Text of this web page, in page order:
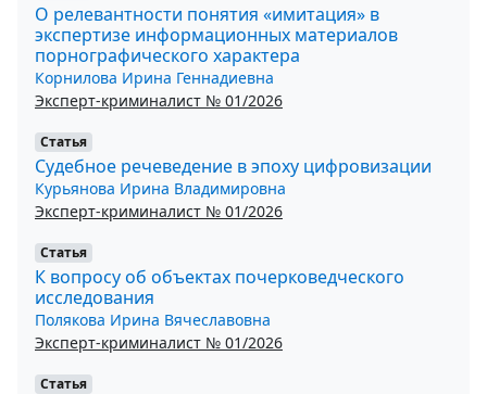
О релевантности понятия «имитация» в
экспертизе информационных материалов
порнографического характера
Корнилова Ирина Геннадиевна
Эксперт-криминалист № 01/2026
Статья
Судебное речеведение в эпоху цифровизации
Курьянова Ирина Владимировна
Эксперт-криминалист № 01/2026
Статья
К вопросу об объектах почерковедческого
исследования
Полякова Ирина Вячеславовна
Эксперт-криминалист № 01/2026
Статья